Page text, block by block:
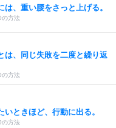
は、重い腰をさっと上げる。
の方法
は、同じ失敗を二度と繰り返
の方法
ときほど、行動に出る。
の方法